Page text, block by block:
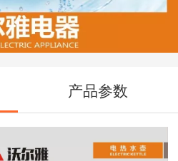
产品参数